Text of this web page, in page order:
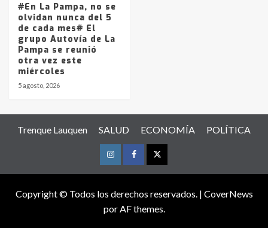
#En La Pampa, no se
olvidan nunca del 5
de cada mes# El
grupo Autovía de La
Pampa se reunió
otra vez este
miércoles
5 agosto, 2026
Trenque Lauquen SALUD ECONOMÍA POLÍTICA
InstagramFacebookTwitter
Copyright © Todos los derechos reservados. | CoverNews
por AF themes.